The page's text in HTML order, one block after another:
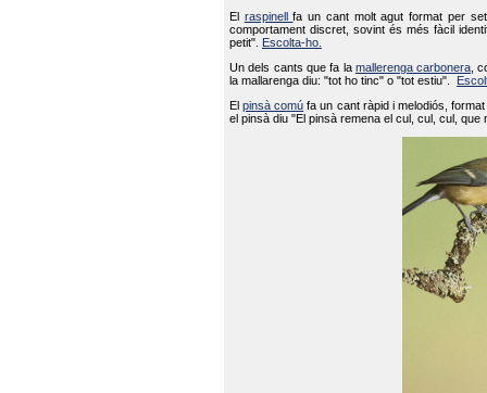
El raspinellfa un cant molt agut format per
comportament discret, sovint és més fàcil
petit".
Escolta-ho.
Un dels cants que fa la mallerenga carbonera ,
la mallarenga diu: "tot ho tinc" o "tot estiu".
Elpinsà comú fa un cant ràpid i melodiós,
el pinsà diu "El pinsà remena el cul, cul, cul,